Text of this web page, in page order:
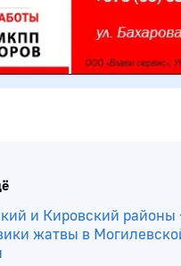
и Кировский районы
жатвы в